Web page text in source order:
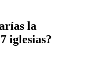
la
iglesias?